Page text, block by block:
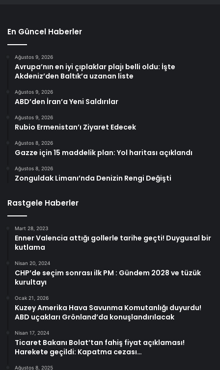
En Güncel Haberler
Ağustos 9, 2026
Avrupa’nın en iyi çıplaklar plajı belli oldu: İşte
Akdeniz’den Baltık’a uzanan liste
Ağustos 9, 2026
ABD’den İran’a Yeni Saldırılar
Ağustos 9, 2026
Rubio Ermenistan’ı Ziyaret Edecek
Ağustos 8, 2026
Gazze için 15 maddelik plan: Yol haritası açıklandı
Ağustos 8, 2026
Zonguldak Limanı’nda Denizin Rengi Değişti
Rastgele Haberler
Mart 28, 2023
Enner Valencia attığı gollerle tarihe geçti! Duygusal bir
kutlama
Nisan 20, 2024
CHP’de seçim sonrası ilk PM : Gündem 2028 ve tüzük
kurultayı
Ocak 21, 2026
Kuzey Amerika Hava Savunma Komutanlığı duyurdu!
ABD uçakları Grönland’da konuşlandırılacak
Nisan 17, 2024
Ticaret Bakanı Bolat’tan fahiş fiyat açıklaması!
Harekete geçildi: Kapatma cezası…
Ağustos 8, 2025